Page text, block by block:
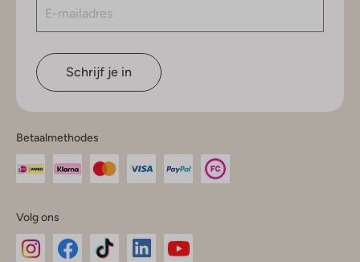
Schrijf je in
Betaalmethodes
Volg ons